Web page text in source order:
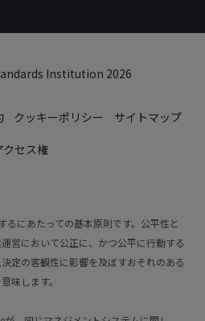
Institution 2026
クッキーポリシー
サイトマップ
クセス権
るにあたっての基本原則です。公平性と
営において公正に、かつ公平に行動する
定の客観性に影響を及ぼすおそれのある
味します。